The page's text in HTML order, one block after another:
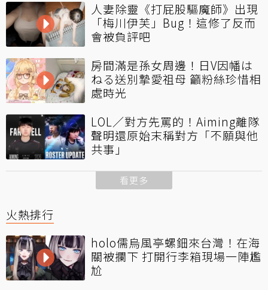
人妻除靈《打屁股驅魔師》出現
「梅川伊芙」Bug！這修了反而
會被負評吧
房間滿是孫女周邊！日V因幡は
ねる送別摯愛祖母 籲粉絲珍惜相
處時光
LOL／對方先罵的！Aiming離隊
聲明還原始末稱對方「不願與他
共事」
看更多
火熱排行
holo儒烏風亭螺鈿來台灣！在海
關被攔下 打開行李箱現場一陣尷
尬